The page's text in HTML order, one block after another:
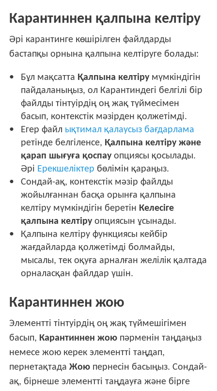
Карантиннен қалпына келтіру
Әрі карантинге көшірілген файлдарды
бастапқы орнына қалпына келтіруге болады:
Бұл мақсатта Қалпына келтірумүмкіндігін
пайдаланыңыз, ол Карантиндегі белгілі бір
файлды тінтуірдің оң жақ түймесімен
басып, контекстік мәзірден қолжетімді.
Егер файл ықтимал қалаусыз бағдарлама
ретінде белгіленсе, Қалпына келтіру және
қарап шығуға қоспауопциясы қосылады.
Әрі Ерекшеліктер бөлімін қараңыз.
Сондай-ақ, контекстік мәзір файлды
жойылғаннан басқа орынға қалпына
келтіру мүмкіндігін беретін Келесіге
қалпына келтіруопциясын ұсынады.
Қалпына келтіру функциясы кейбір
жағдайларда қолжетімді болмайды,
мысалы, тек оқуға арналған желілік қалтада
орналасқан файлдар үшін.
Карантиннен жою
Элементті тінтуірдің оң жақ түймешігімен
басып, Карантиннен жою пәрменін таңдаңыз
немесе жою керек элементті таңдап,
пернетақтадаЖою пернесін басыңыз. Сондай-
ақ, бірнеше элементті таңдауға және бірге